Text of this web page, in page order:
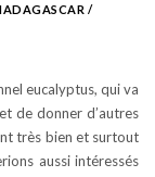
/
eucalyptus, qui va
de donner d’autres
très bien et surtout
aussi intéressés